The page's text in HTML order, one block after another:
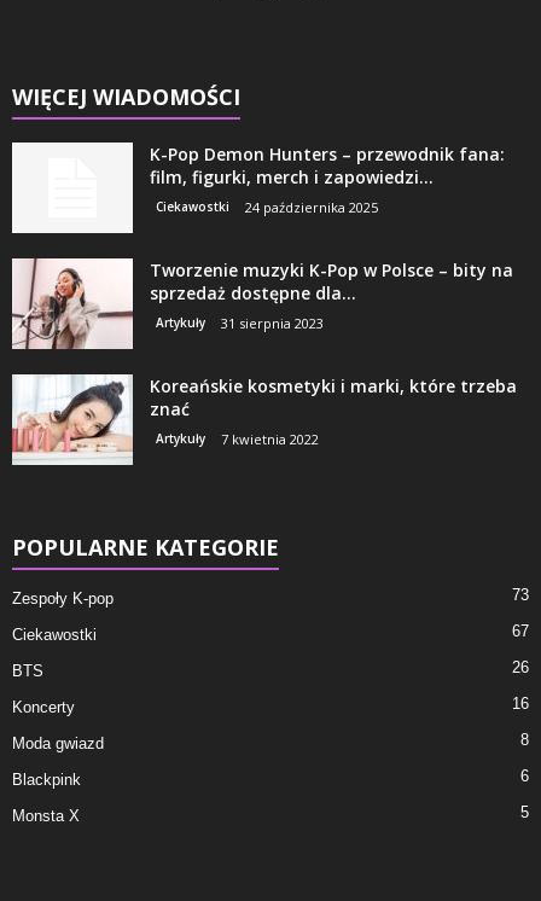
WIĘCEJ WIADOMOŚCI
K-Pop Demon Hunters – przewodnik fana:
film, figurki, merch i zapowiedzi...
Ciekawostki 24 października 2025
Tworzenie muzyki K-Pop w Polsce – bity na
sprzedaż dostępne dla...
Artykuły 31 sierpnia 2023
Koreańskie kosmetyki i marki, które trzeba
znać
Artykuły 7 kwietnia 2022
POPULARNE KATEGORIE
Zespoły K-pop 73
Ciekawostki 67
BTS 26
Koncerty 16
Moda gwiazd 8
Blackpink 6
Monsta X 5